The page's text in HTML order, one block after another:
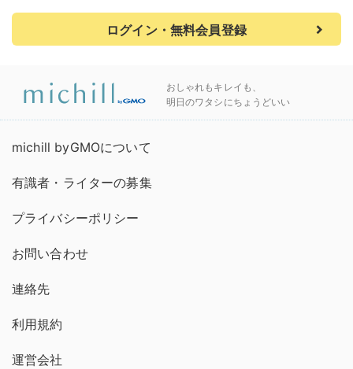
ログイン・無料会員登録
おしゃれもキレイも、
明日のワタシにちょうどいい
michill byGMOについて
有識者・ライターの募集
プライバシーポリシー
お問い合わせ
連絡先
利用規約
運営会社